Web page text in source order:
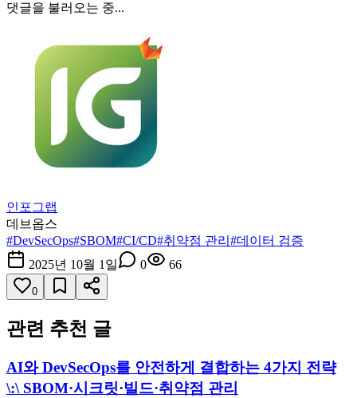
댓글을 불러오는 중...
인포그랩
데브옵스
#DevSecOps#SBOM#CI/CD#취약점 관리 #데이터 검증
2025년 10월 1일
0 66
0
관련 추천 글
AI와 DevSecOps를 안전하게 결합하는 4가지 전략
\:\ SBOM·시크릿·빌드·취약점 관리